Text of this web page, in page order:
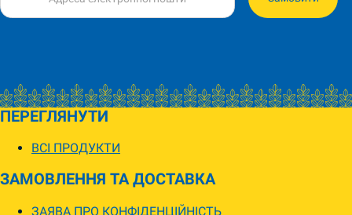
ПЕРЕГЛЯНУТИ
ВСІ ПРОДУКТИ
ЗАМОВЛЕННЯ ТА ДОСТАВКА
ЗАЯВА ПРО КОНФІДЕНЦІЙНІСТЬ